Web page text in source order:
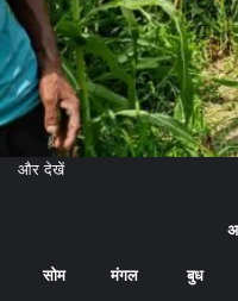
और देखें
सोम मंगल बुध